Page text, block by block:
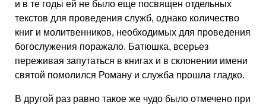
и в те годы ей не было еще посвящен отдельных
текстов для проведения служб, однако количество
книг и молитвенников, необходимых для проведения
богослужения поражало. Батюшка, всерьез
переживая запутаться в книгах и в склонении имени
святой помолился Роману и служба прошла гладко.
В другой раз равно такое же чудо было отмечено при